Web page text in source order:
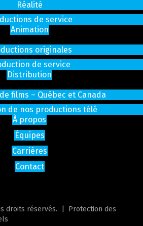
Réalité
de service
Animation
originales
de service
Distribution
films – Québec et Canada
de nos productions télé
À propos
Équipes
Carrières
Contact
droits réservés. | Protection des